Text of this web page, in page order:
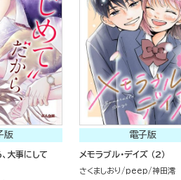
版
大事にして
電子版
メモラブル・デイズ （2）
さくましおり peep 神田澪